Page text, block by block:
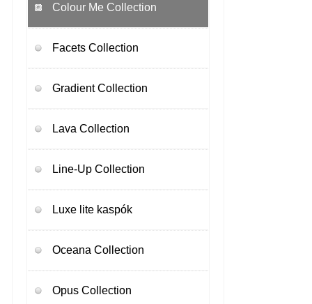
Colour Me Collection
Facets Collection
Gradient Collection
Lava Collection
Line-Up Collection
Luxe lite kaspók
Oceana Collection
Opus Collection